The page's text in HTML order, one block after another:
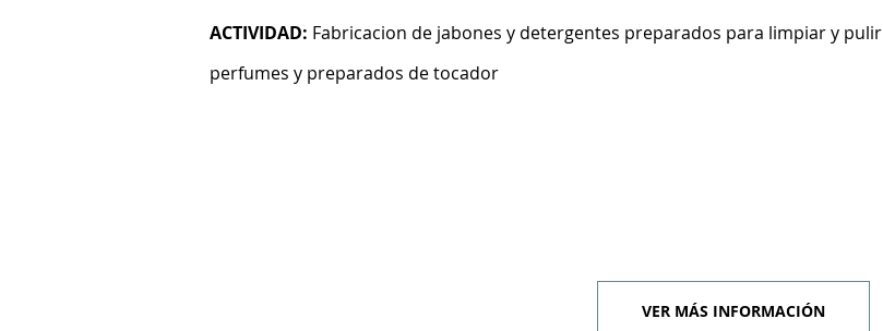
ACTIVIDAD: Fabricacion de jabones y detergentes preparados para limpiar y pulir
perfumes y preparados de tocador
VER MÁS INFORMACIÓN